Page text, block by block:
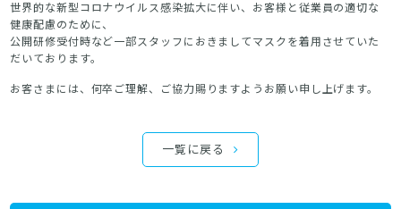
世界的な新型コロナウイルス感染拡大に伴い、お客様と従業員の適切な
健康配慮のために、
公開研修受付時など一部スタッフにおきましてマスクを着用させていた
だいております。
お客さまには、何卒ご理解、ご協力賜りますようお願い申し上げます。
一覧に戻る